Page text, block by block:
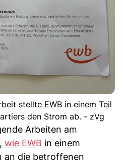
stellte EWB in einem Teil
den Strom ab. - zVg
Arbeiten am
wie EWB in einem
an die betroffenen